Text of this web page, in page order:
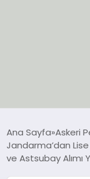
EKONOMİ
Ana Sayfa Askeri
Jandarma’dan
ve Astsubay Alımı